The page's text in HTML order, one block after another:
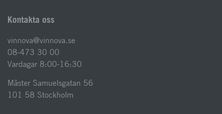
Kontakta oss
vinnova@vinnova.se
08-473 30 00
Vardagar 8:00-16:30
Mäster Samuelsgatan 56
101 58 Stockholm